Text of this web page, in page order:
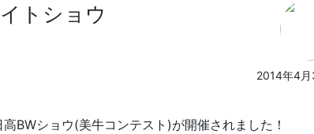
トショウ
2014年4月
BWショウ(美牛コンテスト)が開催されました！